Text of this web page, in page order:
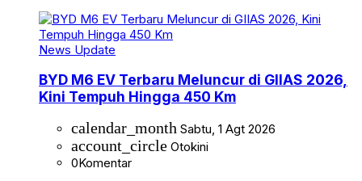
News Update
BYD M6 EV Terbaru Meluncur di GIIAS 2026,
Kini Tempuh Hingga 450 Km
calendar_month Sabtu, 1 Agt 2026
account_circle Otokini
0Komentar